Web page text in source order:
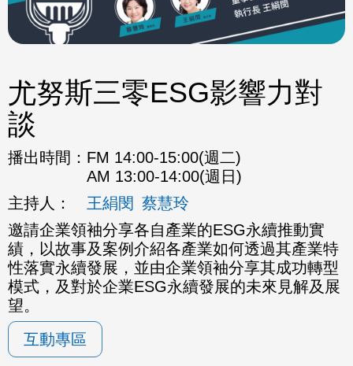
尤努斯三零ESG影響力對
談
播出時間： FM 14:00-15:00(週二)
AM 13:00-14:00(週日)
主持人：
王絹閔 蔡慧玲
邀請企業領袖分享各自產業的ESG永續推動實
績，以故事及案例介紹各產業如何透過其產業特
性落實永續發展，並由企業領袖分享其成功轉型
模式，及對於企業ESG永續發展的未來見解及展
望。
互動專區